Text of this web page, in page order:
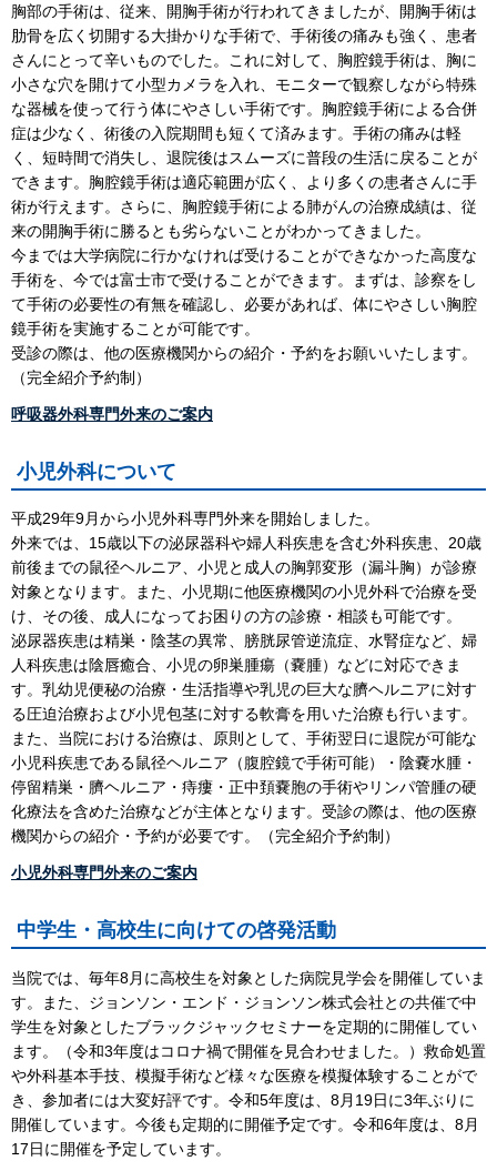
胸部の手術は、従来、開胸手術が行われてきましたが、開胸手術は
肋骨を広く切開する大掛かりな手術で、手術後の痛みも強く、患者
さんにとって辛いものでした。これに対して、胸腔鏡手術は、胸に
小さな穴を開けて小型カメラを入れ、モニターで観察しながら特殊
な器械を使って行う体にやさしい手術です。胸腔鏡手術による合併
症は少なく、術後の入院期間も短くて済みます。手術の痛みは軽
く、短時間で消失し、退院後はスムーズに普段の生活に戻ることが
できます。胸腔鏡手術は適応範囲が広く、より多くの患者さんに手
術が行えます。さらに、胸腔鏡手術による肺がんの治療成績は、従
来の開胸手術に勝るとも劣らないことがわかってきました。
今までは大学病院に行かなければ受けることができなかった高度な
手術を、今では富士市で受けることができます。まずは、診察をし
て手術の必要性の有無を確認し、必要があれば、体にやさしい胸腔
鏡手術を実施することが可能です。
受診の際は、他の医療機関からの紹介・予約をお願いいたします。
（完全紹介予約制）
呼吸器外科専門外来のご案内
小児外科について
平成29年9月から小児外科専門外来を開始しました。
外来では、15歳以下の泌尿器科や婦人科疾患を含む外科疾患、20歳
前後までの鼠径ヘルニア、小児と成人の胸郭変形（漏斗胸）が診療
対象となります。また、小児期に他医療機関の小児外科で治療を受
け、その後、成人になってお困りの方の診療・相談も可能です。
泌尿器疾患は精巣・陰茎の異常、膀胱尿管逆流症、水腎症など、婦
人科疾患は陰唇癒合、小児の卵巣腫瘍（嚢腫）などに対応できま
す。乳幼児便秘の治療・生活指導や乳児の巨大な臍ヘルニアに対す
る圧迫治療および小児包茎に対する軟膏を用いた治療も行います。
また、当院における治療は、原則として、手術翌日に退院が可能な
小児科疾患である鼠径ヘルニア（腹腔鏡で手術可能）・陰嚢水腫・
停留精巣・臍ヘルニア・痔瘻・正中頚嚢胞の手術やリンパ管腫の硬
化療法を含めた治療などが主体となります。受診の際は、他の医療
機関からの紹介・予約が必要です。（完全紹介予約制）
小児外科専門外来のご案内
中学生・高校生に向けての啓発活動
当院では、毎年8月に高校生を対象とした病院見学会を開催していま
す。また、ジョンソン・エンド・ジョンソン株式会社との共催で中
学生を対象としたブラックジャックセミナーを定期的に開催してい
ます。（令和3年度はコロナ禍で開催を見合わせました。）救命処置
や外科基本手技、模擬手術など様々な医療を模擬体験することがで
き、参加者には大変好評です。令和5年度は、8月19日に3年ぶりに
開催しています。今後も定期的に開催予定です。令和6年度は、8月
17日に開催を予定しています。